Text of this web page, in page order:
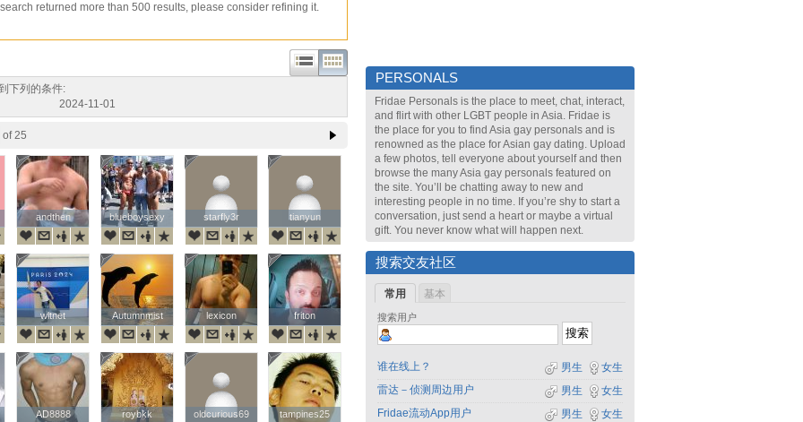
returned more than 500 results, please consider refining it.
下列的条件:
2024-11-01
of 25
andthen
andthen blueboysexy
blueboysexy starfly3r
starfly3r tianyun
tianyun
wltnet
wltnet Autumnmist
Autumnmist lexicon
lexicon friton
friton
AD8888
AD8888 roybkk
roybkk oldcurious69
oldcurious69 tampines25
tampines25
PERSONALS
Fridae Personals is the place to meet, chat, interact,
and flirt with other LGBT people in Asia. Fridae is
the place for you to find Asia gay personals and is
renowned as the place for Asian gay dating. Upload
a few photos, tell everyone about yourself and then
browse the many Asia gay personals featured on
the site. You’ll be chatting away to new and
interesting people in no time. If you’re shy to start a
conversation, just send a heart or maybe a virtual
gift. You never know what will happen next.
搜索交友社区
常用 基本
搜索用户
谁在线上？ 女生
男生
雷达－侦测周边用户
女生
男生
Fridae流动App用户
女生
男生